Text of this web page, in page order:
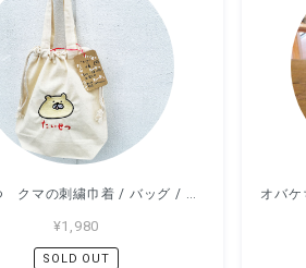
たいせつ クマの刺繍巾着 / バッグ / アッコモン
¥1,980
SOLD OUT